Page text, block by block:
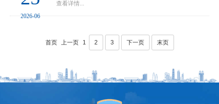
2026-06
查看详情...
首页 上一页 1 2 3 下一页 末页